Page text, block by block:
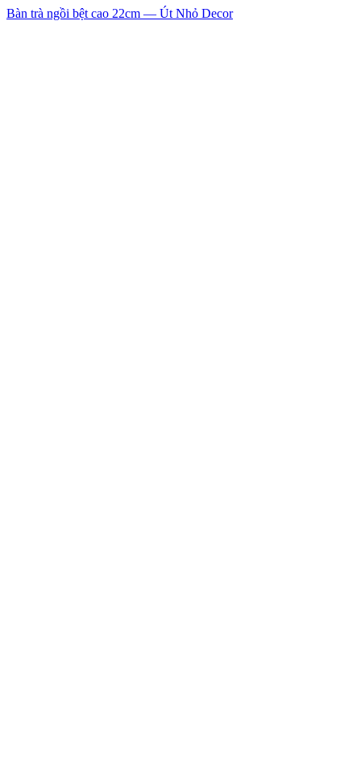
Bàn trà ngồi bệt cao 22cm — Út Nhỏ Decor